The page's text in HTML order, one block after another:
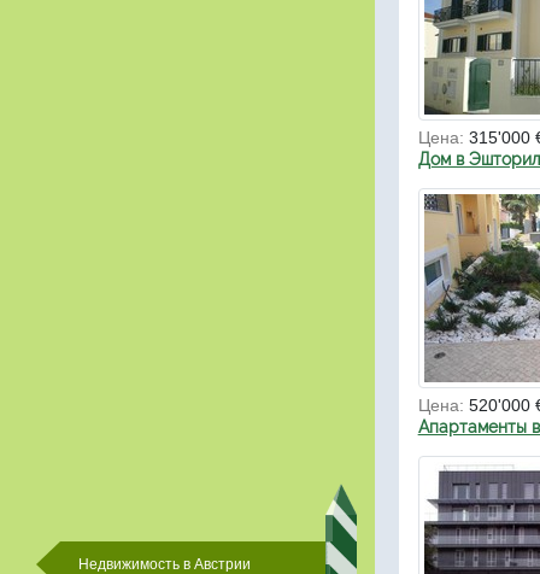
Цена: 315'000
Дом в
Цена: 520'000
Апартаменты
Недвижимость в Австрии